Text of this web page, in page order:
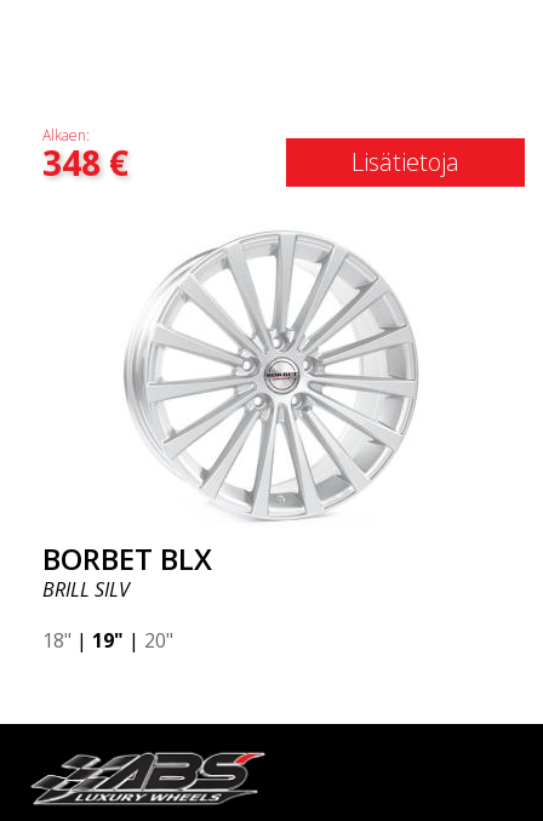
Alkaen:
348€ Lisätietoja
BORBET BLX
BRILL SILV
18" | 19" | 20"
Alkaen: